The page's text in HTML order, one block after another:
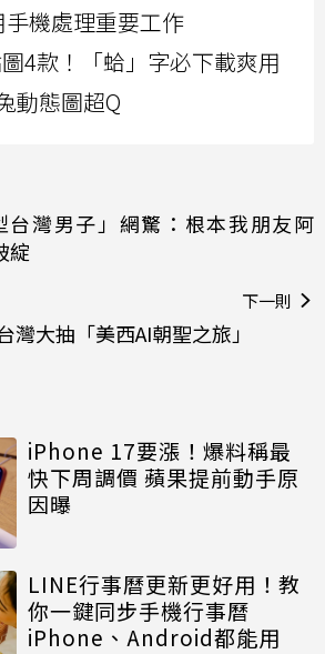
機處理重要工作
4款！「蛤」字必下載爽用
動態圖超Q
台灣男子」網驚：根本我朋友阿
綻
下一則
大抽「美西AI朝聖之旅」
iPhone 17要漲！爆料稱最
快下周調價 蘋果提前動手原
因曝
LINE行事曆更新更好用！教
你一鍵同步手機行事曆
iPhone、Android都能用